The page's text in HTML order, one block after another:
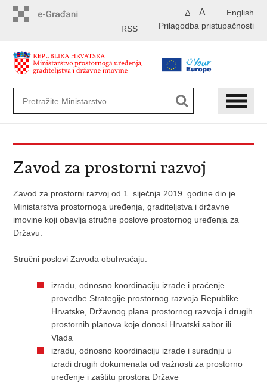
English
A A
Prilagodba pristupačnosti
RSS
Zavod za prostorni razvoj
Zavod za prostorni razvoj od 1. siječnja 2019. godine dio je
Ministarstva prostornoga uređenja,graditeljstva i državne
imovine koji obavlja stručne poslove prostornog uređenja za
Državu.
Stručni poslovi Zavoda obuhvaćaju:
izradu, odnosno koordinaciju izrade i praćenje
provedbe Strategije prostornog razvoja Republike
Hrvatske, Državnog plana prostornog razvoja i drugih
prostornih planova koje donosi Hrvatski sabor ili
Vlada
izradu, odnosno koordinaciju izrade i suradnju u
izradi drugih dokumenata od važnosti za prostorno
uređenje i zaštitu prostora Države